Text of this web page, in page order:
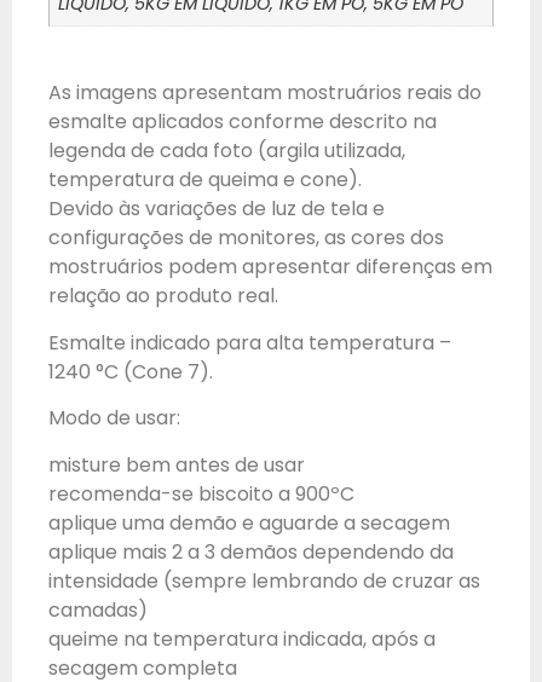
As imagens apresentam mostruários reais do
esmalte aplicados conforme descrito na
legenda de cada foto (argila utilizada,
temperatura de queima e cone).
Devido às variações de luz de tela e
configurações de monitores, as cores dos
mostruários podem apresentar diferenças em
relação ao produto real.
Esmalte indicado para alta temperatura –
1240 °C (Cone 7).
Modo de usar:
misture bem antes de usar
recomenda-se biscoito a 900ºC
aplique uma demão e aguarde a secagem
aplique mais 2 a 3 demãos dependendo da
intensidade (sempre lembrando de cruzar as
camadas)
queime na temperatura indicada, após a
secagem completa